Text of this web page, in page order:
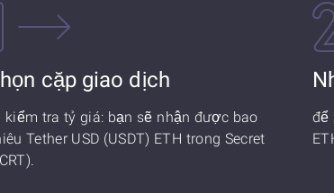
cặp giao dịch
kiểm tra tỷ giá: bạn sẽ nhận được bao
Tether USD (USDT) ETH trong Secret
để